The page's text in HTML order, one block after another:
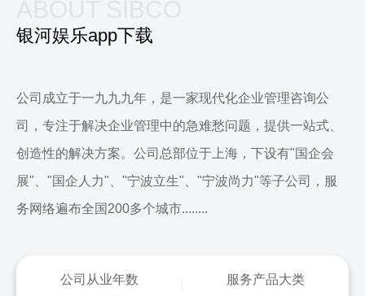
银河娱乐app下载
公司成立于一九九九年，是一家现代化企业管理咨询公
司，专注于解决企业管理中的急难愁问题，提供一站式、
创造性的解决方案。公司总部位于上海，下设有"国企会
展"、"国企人力"、"宁波立生"、"宁波尚力"等子公司，服
务网络遍布全国200多个城市........
公司从业年数 服务产品大类